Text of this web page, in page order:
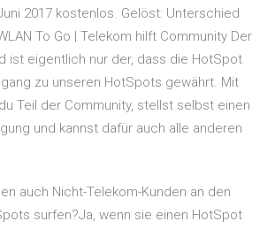
2017 kostenlos. Gelöst: Unterschied
To Go | Telekom hilft Community Der
ist eigentlich nur der, dass die HotSpot
zu unseren HotSpots gewährt. Mit
Teil der Community, stellst selbst einen
und kannst dafür auch alle anderen
auch Nicht-Telekom-Kunden an den
surfen?Ja, wenn sie einen HotSpot